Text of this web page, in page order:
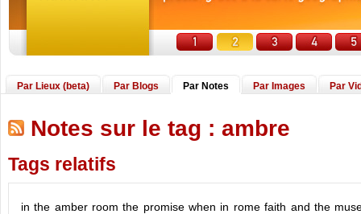
Par Lieux (beta) Par Blogs Par Notes Par Images Par
Notes sur le tag : ambre
Tags relatifs
in the amber room the promise when in rome faith and the